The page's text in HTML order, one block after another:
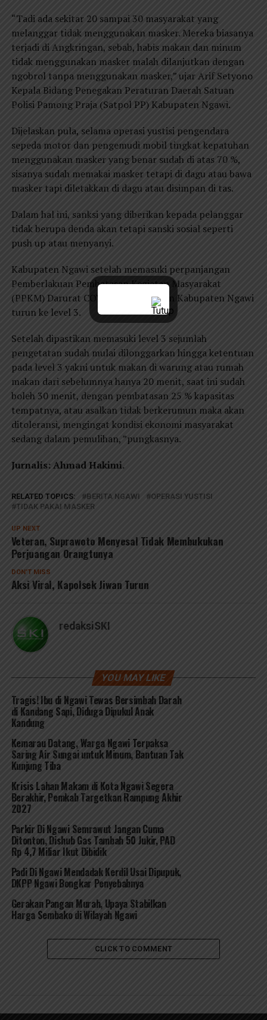
“Tadi ada sekitar 20 sampai 30 masyarakat yang
melanggar tidak menggunakan masker. Mereka biasanya
terjadi di Angkringan, sebab, habis makan dan minum
tidak menggunakan masker malah dilanjutkan dengan
ngobrol tanpa menggunakan masker,” ujar Arif Setyono
Kepala Bidang Penegakan Peraturan Daerah Satuan
Polisi Pamong Praja (Satpol PP) Kabupaten Ngawi.
Dijelaskan pula, selama operasi yustisi pengendara
sepeda motor dan pengemudi mobil tingkat kepatuhan
menggunakan masker yang benar sudah di atas 70 %,
sisanya sudah memakai masker tetapi di dagu atau bawa
masker tapi diletakkan di dagu atau disimpan di tas.
Dalam hal ini, sanksi yang diberikan kepada pelanggar
tidak berupa denda akan tetapi sanski sosial seperti
push up atau menyanyi.
Kabupaten Ngawi setelah memasuki perpanjangan
Pemberlakuan Pembatasan Kegiatan Masyarakat
(PPKM) Darurat COVID-19 dipastikan Kabupaten Ngawi
turun ke level 3.
Setelah dipastikan memasuki level 3 sejumlah
pengetatan sudah mulai dilonggarkan hingga ketentuan
pada level 3 yakni untuk makan di warung atau rumah
makan dari sebelumnya hanya 20 menit, saat ini sudah
boleh 30 menit, dengan pembatasan 25 % kapasitas
tempatnya, atau asalkan tidak berkerumun maka akan
ditoleransi, mengingat kondisi ekonomi masyarakat
sedang dalam pemulihan, ”pungkasnya.
Jurnalis: Ahmad Hakimi.
RELATED TOPICS: BERITA NGAWI
OPERASI YUSTISI
TIDAK PAKAI MASKER
UP NEXT
Veteran, Suprawoto Menyesal Tidak Membukukan
Perjuangan Orangtunya
DON'T MISS
Aksi Viral, Kapolsek Jiwan Turun
redaksiSKI
YOU MAY LIKE
Tragis! Ibu di Ngawi Tewas Bersimbah Darah
di Kandang Sapi, Diduga Dipukul Anak
Kandung
Kemarau Datang, Warga Ngawi Terpaksa
Saring Air Sungai untuk Minum, Bantuan Tak
Kunjung Tiba
Krisis Lahan Makam di Kota Ngawi Segera
Berakhir, Pemkab Targetkan Rampung Akhir
2027
Parkir Di Ngawi Semrawut Jangan Cuma
Ditonton, Dishub Gas Tambah 50 Jukir, PAD
Rp 4,7 Miliar Ikut Dibidik
Padi Di Ngawi Mendadak Kerdil Usai Dipupuk,
DKPP Ngawi Bongkar Penyebabnya
Gerakan Pangan Murah, Upaya Stabilkan
Harga Sembako di Wilayah Ngawi
CLICK TO COMMENT